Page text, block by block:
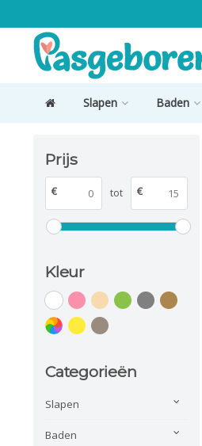
Slapen Baden
Prijs
€ tot €
Kleur
Categorieën
Slapen
Baden